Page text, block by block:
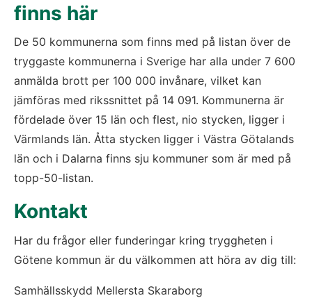
finns här
De 50 kommunerna som finns med på listan över de
tryggaste kommunerna i Sverige har alla under 7 600
anmälda brott per 100 000 invånare, vilket kan
jämföras med rikssnittet på 14 091. Kommunerna är
fördelade över 15 län och flest, nio stycken, ligger i
Värmlands län. Åtta stycken ligger i Västra Götalands
län och i Dalarna finns sju kommuner som är med på
topp-50-listan.
Kontakt
Har du frågor eller funderingar kring tryggheten i
Götene kommun är du välkommen att höra av dig till:
Samhällsskydd Mellersta Skaraborg